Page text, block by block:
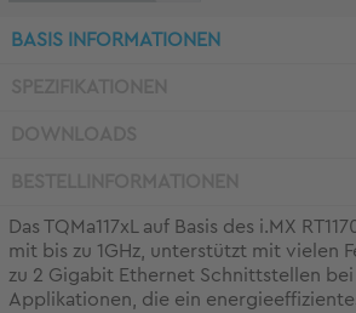
BASIS INFORMATIONEN
Das TQMa117xL auf Basis des i.MX
mit bis zu 1GHz, unterstützt mit vielen
zu 2 Gigabit Ethernet Schnittstellen
Applikationen, die ein